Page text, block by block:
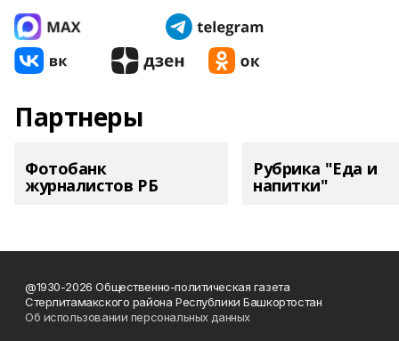
Партнеры
Фотобанк
журналистов РБ
Рубрика "Еда и
напитки"
@1930-2026 Общественно-политическая газета
Стерлитамакского района Республики Башкортостан
Об использовании персональных данных